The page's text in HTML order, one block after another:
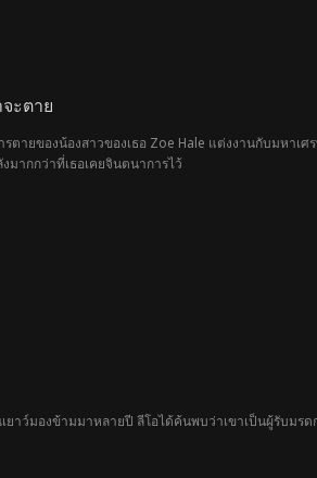
ะตาย
ตายของน้องสาวของเธอ Zoe Hale แต่งงานกับมหาเ
ากกว่าที่เธอเคยจินตนาการไว้
าว์มองข้ามมาหลายปี ลีโอได้ค้นพบว่าเขาเป็นผู้รับมร